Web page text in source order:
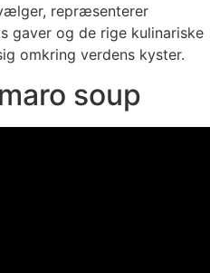
repræsenterer
gaver og de rige kulinariske
omkring verdens kyster.
soup